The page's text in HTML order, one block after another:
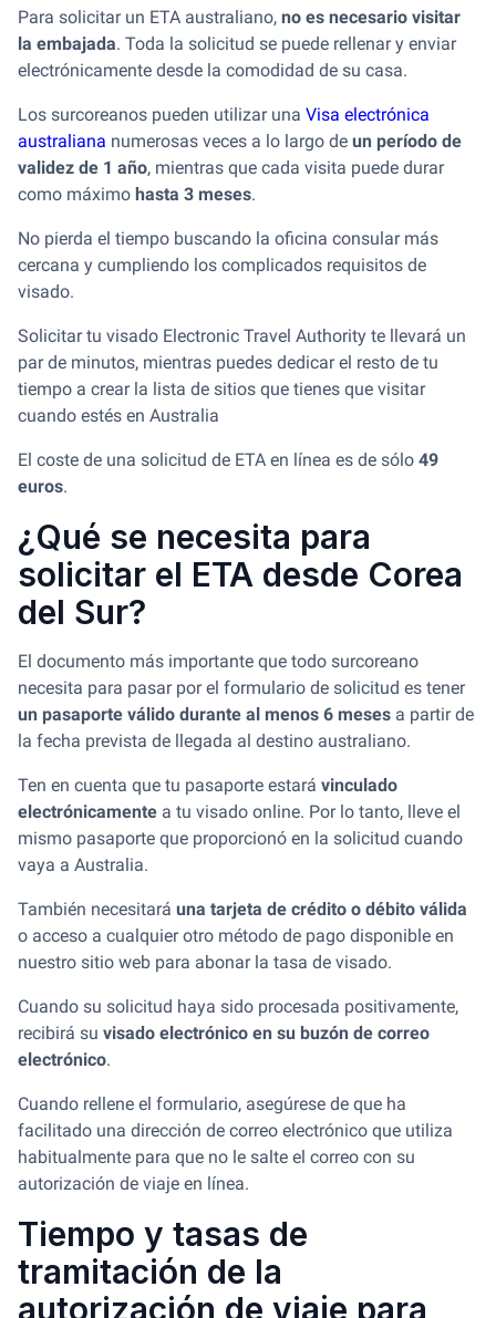
Para solicitar un ETA australiano, no es necesario visitar
la embajada. Toda la solicitud se puede rellenar y enviar
electrónicamente desde la comodidad de su casa.
Los surcoreanos pueden utilizar una Visa electrónica
australiana numerosas veces a lo largo de un período de
validez de 1 año, mientras que cada visita puede durar
como máximo hasta 3 meses.
No pierda el tiempo buscando la oficina consular más
cercana y cumpliendo los complicados requisitos de
visado.
Solicitar tu visado Electronic Travel Authority te llevará un
par de minutos, mientras puedes dedicar el resto de tu
tiempo a crear la lista de sitios que tienes que visitar
cuando estés en Australia
El coste de una solicitud de ETA en línea es de sólo 49
euros.
¿Qué se necesita para
solicitar el ETA desde Corea
del Sur?
El documento más importante que todo surcoreano
necesita para pasar por el formulario de solicitud es tener
un pasaporte válido durante al menos 6 meses a partir de
la fecha prevista de llegada al destino australiano.
Ten en cuenta que tu pasaporte estará vinculado
electrónicamente a tu visado online. Por lo tanto, lleve el
mismo pasaporte que proporcionó en la solicitud cuando
vaya a Australia.
También necesitará una tarjeta de crédito o débito válida
o acceso a cualquier otro método de pago disponible en
nuestro sitio web para abonar la tasa de visado.
Cuando su solicitud haya sido procesada positivamente,
recibirá su visado electrónico en su buzón de correo
electrónico.
Cuando rellene el formulario, asegúrese de que ha
facilitado una dirección de correo electrónico que utiliza
habitualmente para que no le salte el correo con su
autorización de viaje en línea.
Tiempo y tasas de
tramitación de la
autorización de viaje para